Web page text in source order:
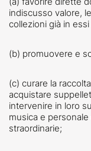
indiscusso valore,
collezioni già in
(b) promuovere e
(c) curare la
acquistare
intervenire in loro
musica e
straordinarie;